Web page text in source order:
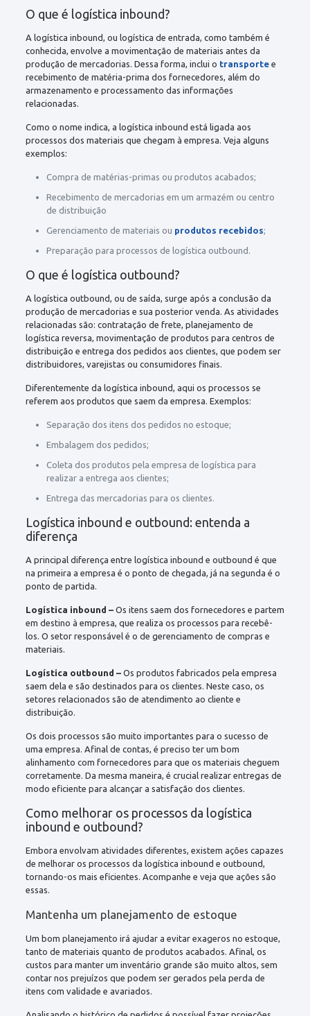
O que é logística inbound?
A logística inbound, ou logística de entrada, como também é
conhecida, envolve a movimentação de materiais antes da
produção de mercadorias. Dessa forma, inclui o transportee
recebimento de matéria-prima dos fornecedores, além do
armazenamento e processamento das informações
relacionadas.
Como o nome indica, a logística inbound está ligada aos
processos dos materiais que chegam à empresa. Veja alguns
exemplos:
Compra de matérias-primas ou produtos acabados;
Recebimento de mercadorias em um armazém ou centro
de distribuição
Gerenciamento de materiais ou produtos recebidos;
Preparação para processos de logística outbound.
O que é logística outbound?
A logística outbound, ou de saída, surge após a conclusão da
produção de mercadorias e sua posterior venda. As atividades
relacionadas são: contratação de frete, planejamento de
logística reversa, movimentação de produtos para centros de
distribuição e entrega dos pedidos aos clientes, que podem ser
distribuidores, varejistas ou consumidores finais.
Diferentemente da logística inbound, aqui os processos se
referem aos produtos que saem da empresa. Exemplos:
Separação dos itens dos pedidos no estoque;
Embalagem dos pedidos;
Coleta dos produtos pela empresa de logística para
realizar a entrega aos clientes;
Entrega das mercadorias para os clientes.
Logística inbound e outbound: entenda a
diferença
A principal diferença entre logística inbound e outbound é que
na primeira a empresa é o ponto de chegada, já na segunda é o
ponto de partida.
Logística inbound –Os itens saem dos fornecedores e partem
em destino à empresa, que realiza os processos para recebê-
los. O setor responsável é o de gerenciamento de compras e
materiais.
Logística outbound –Os produtos fabricados pela empresa
saem dela e são destinados para os clientes. Neste caso, os
setores relacionados são de atendimento ao cliente e
distribuição.
Os dois processos são muito importantes para o sucesso de
uma empresa. Afinal de contas, é preciso ter um bom
alinhamento com fornecedores para que os materiais cheguem
corretamente. Da mesma maneira, é crucial realizar entregas de
modo eficiente para alcançar a satisfação dos clientes.
Como melhorar os processos da logística
inbound e outbound?
Embora envolvam atividades diferentes, existem ações capazes
de melhorar os processos da logística inbound e outbound,
tornando-os mais eficientes. Acompanhe e veja que ações são
essas.
Mantenha um planejamento de estoque
Um bom planejamento irá ajudar a evitar exageros no estoque,
tanto de materiais quanto de produtos acabados. Afinal, os
custos para manter um inventário grande são muito altos, sem
contar nos prejuízos que podem ser gerados pela perda de
itens com validade e avariados.